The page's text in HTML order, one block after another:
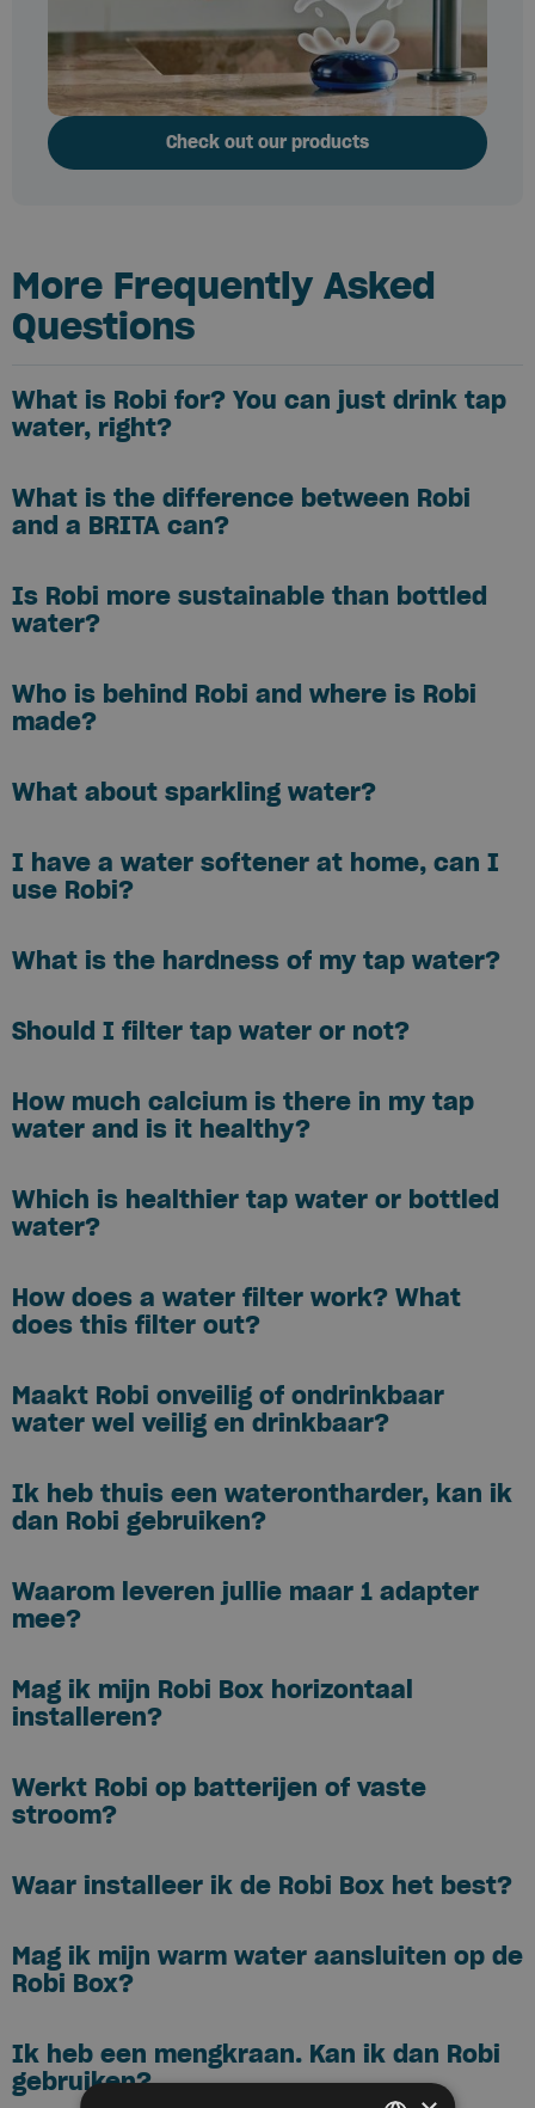
Check out our products
More Frequently Asked
Questions
What is Robi for? You can just drink tap
water, right?
What is the difference between Robi
and a BRITA can?
Is Robi more sustainable than bottled
water?
Who is behind Robi and where is Robi
made?
What about sparkling water?
I have a water softener at home, can I
use Robi?
What is the hardness of my tap water?
Should I filter tap water or not?
How much calcium is there in my tap
water and is it healthy?
Which is healthier tap water or bottled
water?
How does a water filter work? What
does this filter out?
Maakt Robi onveilig of ondrinkbaar
water wel veilig en drinkbaar?
Ik heb thuis een waterontharder, kan ik
dan Robi gebruiken?
Waarom leveren jullie maar 1 adapter
mee?
Mag ik mijn Robi Box horizontaal
installeren?
Werkt Robi op batterijen of vaste
stroom?
Waar installeer ik de Robi Box het best?
Mag ik mijn warm water aansluiten op de
Robi Box?
Ik heb een mengkraan. Kan ik dan Robi
gebruiken?